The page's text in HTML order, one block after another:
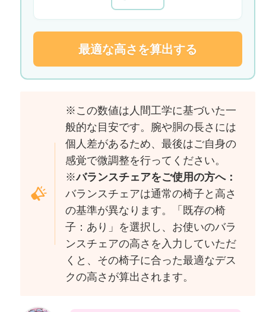
最適な高さを算出する
※この数値は人間工学に基づいた一
般的な目安です。腕や胴の長さには
個人差があるため、最後はご自身の
感覚で微調整を行ってください。
※バランスチェアをご使用の方へ：
バランスチェアは通常の椅子と高さ
の基準が異なります。「既存の椅
子：あり」を選択し、お使いのバラ
ンスチェアの高さを入力していただ
くと、その椅子に合った最適なデス
クの高さが算出されます。